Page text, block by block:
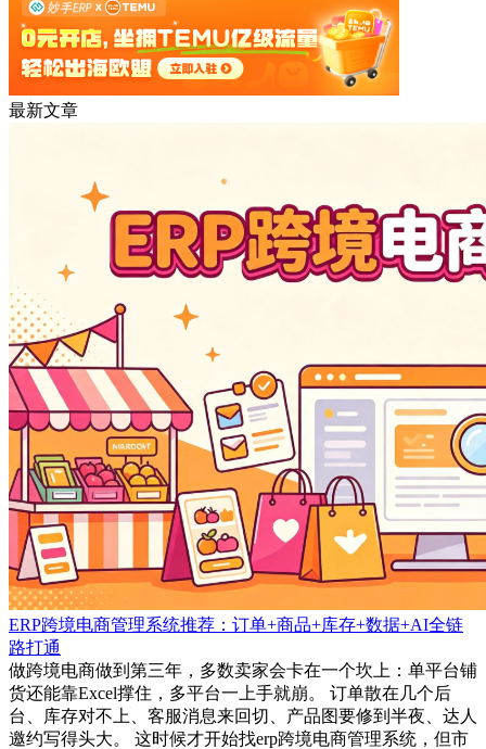
最新文章
ERP跨境电商管理系统推荐：订单+商品+库存+数据+AI全链
路打通
做跨境电商做到第三年，多数卖家会卡在一个坎上：单平台铺
货还能靠Excel撑住，多平台一上手就崩。 订单散在几个后
台、库存对不上、客服消息来回切、产品图要修到半夜、达人
邀约写得头大。 这时候才开始找erp跨境电商管理系统，但市